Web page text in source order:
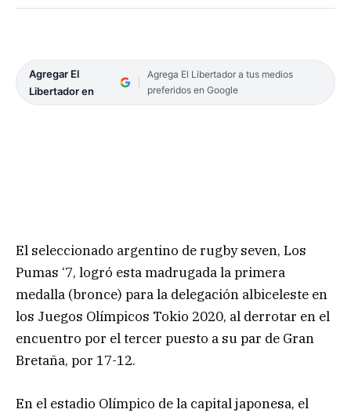
Agregar El
Libertador en
Agrega El Libertador a tus medios
preferidos en Google
El seleccionado argentino de rugby seven, Los
Pumas ‘7, logró esta madrugada la primera
medalla (bronce) para la delegación albiceleste en
los Juegos Olímpicos Tokio 2020, al derrotar en el
encuentro por el tercer puesto a su par de Gran
Bretaña, por 17-12.
En el estadio Olímpico de la capital japonesa, el